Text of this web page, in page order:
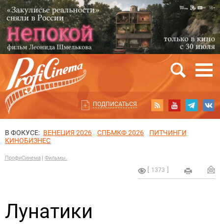
ПОДПИСАТЬСЯ
В ФОКУСЕ: ВЕНЕЦИЯ 2026 СПБМКФ 2026
ПИТЧИНГИ
КИНОБИЗНЕС
ПрофиСинема Фильмы.
1373
Лунатики